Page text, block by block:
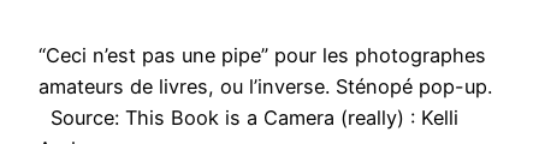
“Ceci n’est pas une pipe” pour les photographes
amateurs de livres, ou l’inverse. Sténopé pop-up.
Source: This Book is a Camera (really) : Kelli